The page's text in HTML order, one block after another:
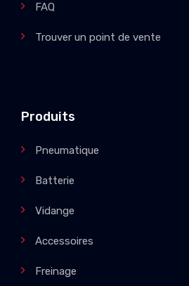
FAQ
Trouver un point de vente
Produits
Pneumatique
Batterie
Vidange
Accessoires
Freinage